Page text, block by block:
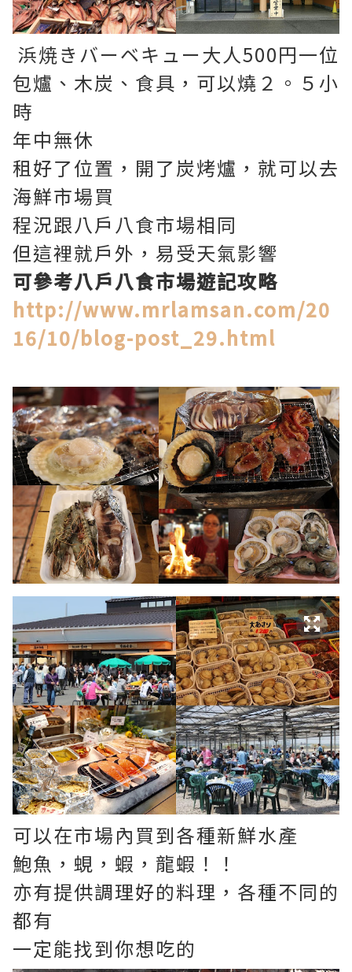
浜焼きバーベキュー大人500円一位
包爐、木炭、食具，可以燒２。５小
時
年中無休
租好了位置，開了炭烤爐，就可以去
海鮮市場買
程況跟八戶八食市場相同
但這裡就戶外，易受天氣影響
可參考八戶八食市場遊記攻略
http://www.mrlamsan.com/20
16/10/blog-post_29.html
可以在市場內買到各種新鮮水產
鮑魚，蜆，蝦，龍蝦！！
亦有提供調理好的料理，各種不同的
都有
一定能找到你想吃的